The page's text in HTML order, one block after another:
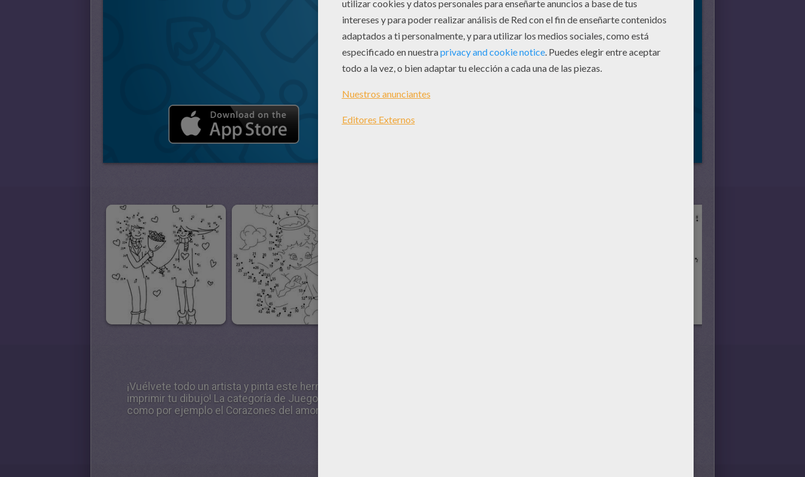
¡Vuélvete todo un artista y pinta este hermoso diseño de Corazones del amor según te guíe tu creatividad! ¡No olvides
imprimir tu dibujo! La categoría de Juegos de puntos SAN VALENTIN está llena de coloreables y dibujos súper chulos
como por ejemplo el Corazones del amor. Consúltalos todos y selecciona el dibujo para imprimir que más te gusta.